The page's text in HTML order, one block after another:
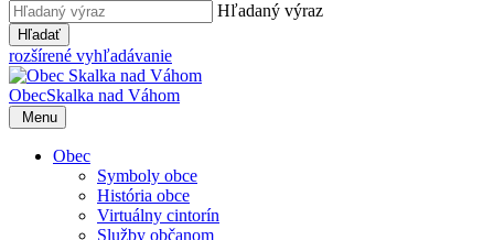
Hľadaný výraz
Hľadať
rozšírené vyhľadávanie
ObecSkalka nad Váhom
Menu
Obec
Symboly obce
História obce
Virtuálny cintorín
Služby občanom